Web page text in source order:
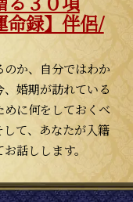
命録】伴侶/
か、自分ではわか
婚期が訪れている
に何をしておくべ
て、あなたが入籍
話しします。